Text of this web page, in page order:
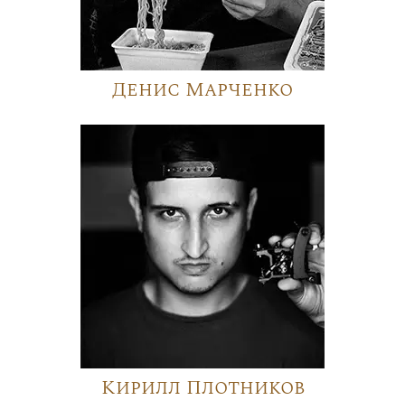
Денис Марченко
Кирилл Плотников